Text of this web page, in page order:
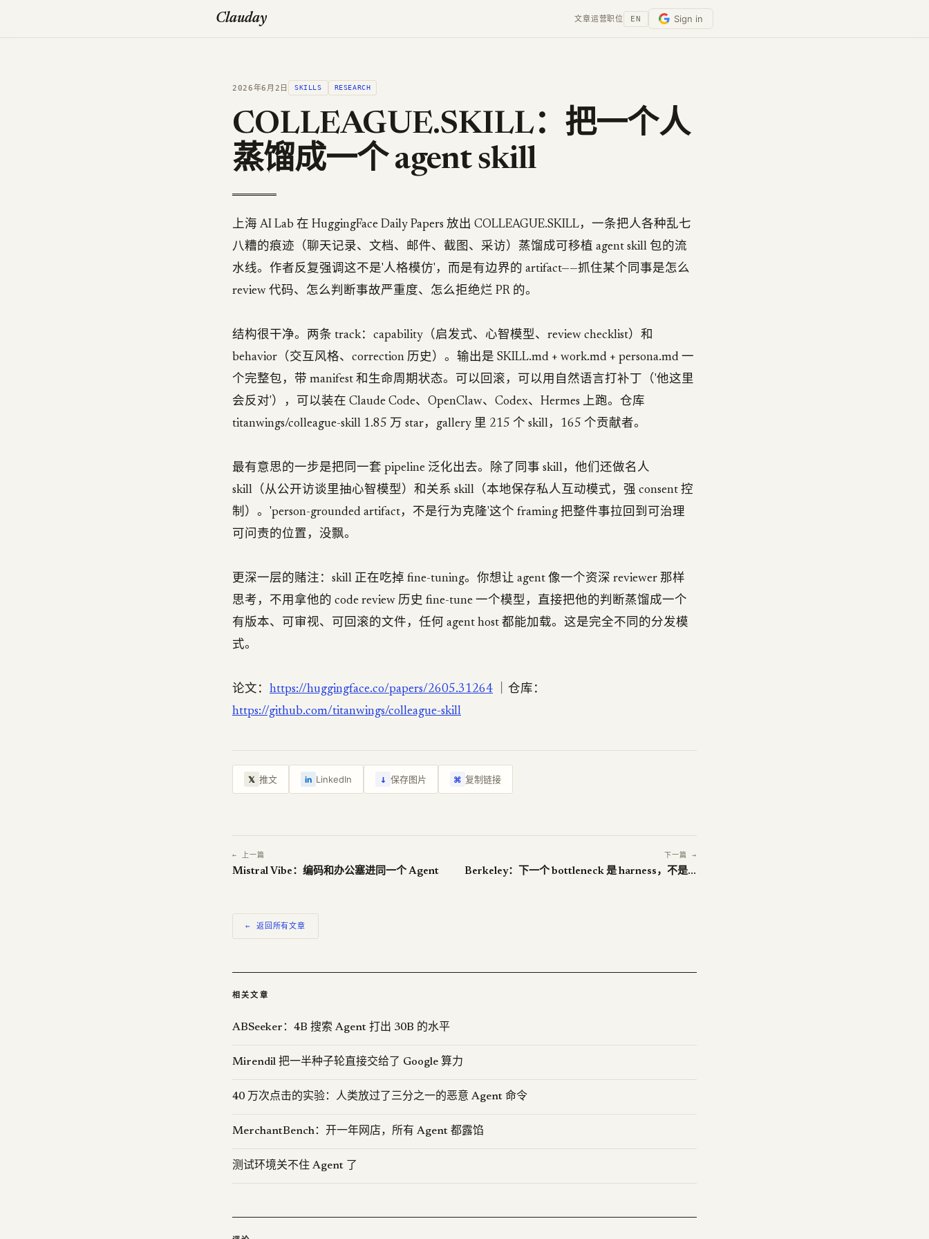
Clauday 文章运营职位 EN Sign in
2026年6月2日 SKILLS RESEARCH
COLLEAGUE.SKILL：把一个人
蒸馏成一个 agent skill
上海 AI Lab 在 HuggingFace Daily Papers 放出 COLLEAGUE.SKILL，一条把人各种乱七
八糟的痕迹（聊天记录、文档、邮件、截图、采访）蒸馏成可移植 agent skill 包的流
水线。作者反复强调这不是'人格模仿'，而是有边界的 artifact——抓住某个同事是怎么
review 代码、怎么判断事故严重度、怎么拒绝烂 PR 的。
结构很干净。两条 track：capability（启发式、心智模型、review checklist）和
behavior（交互风格、correction 历史）。输出是 SKILL.md + work.md + persona.md 一
个完整包，带 manifest 和生命周期状态。可以回滚，可以用自然语言打补丁（'他这里
会反对'），可以装在 Claude Code、OpenClaw、Codex、Hermes 上跑。仓库
titanwings/colleague-skill 1.85 万 star，gallery 里 215 个 skill，165 个贡献者。
最有意思的一步是把同一套 pipeline 泛化出去。除了同事 skill，他们还做名人
skill（从公开访谈里抽心智模型）和关系 skill（本地保存私人互动模式，强 consent 控
制）。'person-grounded artifact，不是行为克隆'这个 framing 把整件事拉回到可治理
可问责的位置，没飘。
更深一层的赌注：skill 正在吃掉 fine-tuning。你想让 agent 像一个资深 reviewer 那样
思考，不用拿他的 code review 历史 fine-tune 一个模型，直接把他的判断蒸馏成一个
有版本、可审视、可回滚的文件，任何 agent host 都能加载。这是完全不同的分发模
式。
论文： https://huggingface.co/papers/2605.31264 ｜仓库：
https://github.com/titanwings/colleague-skill
𝕏 推文 in LinkedIn ↓ 保存图片 ⌘ 复制链接
← 上一篇
Mistral Vibe：编码和办公塞进同一个 Agent
下一篇 →
Berkeley：下一个 bottleneck 是 harness，不是模型
← 返回所有文章
相关文章
ABSeeker：4B 搜索 Agent 打出 30B 的水平
Mirendil 把一半种子轮直接交给了 Google 算力
40 万次点击的实验：人类放过了三分之一的恶意 Agent 命令
MerchantBench：开一年网店，所有 Agent 都露馅
测试环境关不住 Agent 了